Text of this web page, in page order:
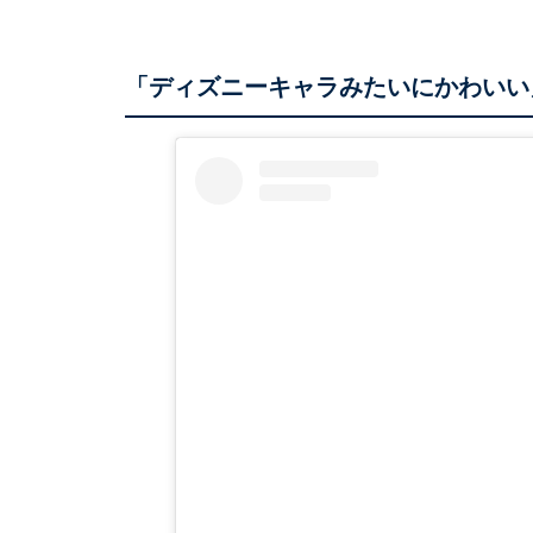
「ディズニーキャラみたいにかわい